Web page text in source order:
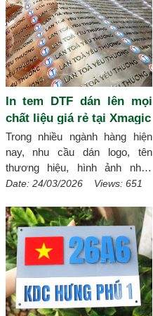
In tem DTF dán lên mọi
chất liệu giá rẻ tại Xmagic
Trong nhiều ngành hàng hiện
nay, nhu cầu dán logo, tên
thương hiệu, hình ảnh nhận
diện lên sản phẩm ngày càng
tiếp lên từng bề mặt, nhiều shop
và doanh nghiệp đang chuyển
sang giải pháp In tem DTF dán
lên mọi chất liệu vì tính linh
hoạt, đẹp mắt và tiết kiệm chi
phí. Đây là lựa chọn phù hợp
cho cả khách cần làm thương
Date: 24/03/2026 Views: 651